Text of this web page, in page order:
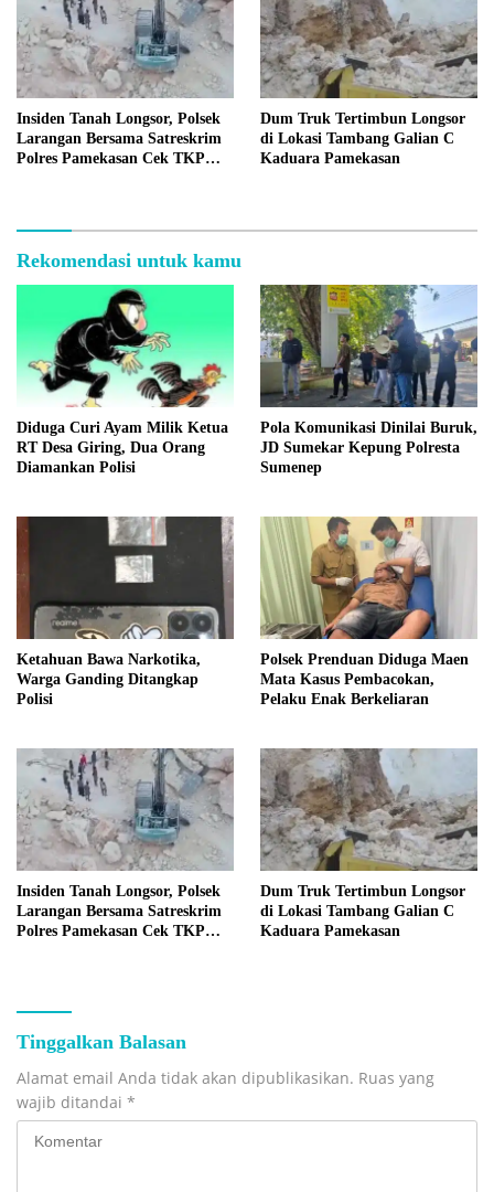
Insiden Tanah Longsor, Polsek
Larangan Bersama Satreskrim
Polres Pamekasan Cek TKP
Dum Truk Tertimbun Longsor
di Lokasi Tambang Galian C
Kaduara Pamekasan
Rekomendasi untuk kamu
Diduga Curi Ayam Milik Ketua
RT Desa Giring, Dua Orang
Diamankan Polisi
Pola Komunikasi Dinilai Buruk,
JD Sumekar Kepung Polresta
Sumenep
Ketahuan Bawa Narkotika,
Warga Ganding Ditangkap
Polisi
Polsek Prenduan Diduga Maen
Mata Kasus Pembacokan,
Pelaku Enak Berkeliaran
Insiden Tanah Longsor, Polsek
Larangan Bersama Satreskrim
Polres Pamekasan Cek TKP
Dum Truk Tertimbun Longsor
di Lokasi Tambang Galian C
Kaduara Pamekasan
Tinggalkan Balasan
Alamat email Anda tidak akan dipublikasikan. Ruas yang
wajib ditandai *